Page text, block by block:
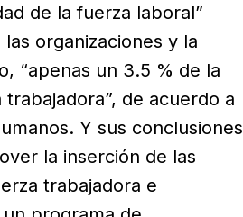
de la fuerza laboral”
organizaciones y la
“apenas un 3.5 % de la
de acuerdo a
Y sus conclusiones
la inserción de las
trabajadora e